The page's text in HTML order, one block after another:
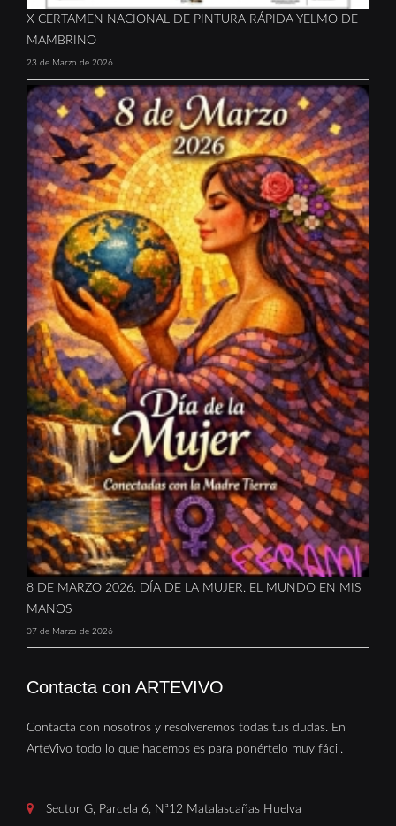
X CERTAMEN NACIONAL DE PINTURA RÁPIDA YELMO DE
MAMBRINO
23 de Marzo de 2026
8 DE MARZO 2026. DÍA DE LA MUJER. EL MUNDO EN MIS
MANOS
07 de Marzo de 2026
Contacta con ARTEVIVO
Contacta con nosotros y resolveremos todas tus dudas. En
ArteVivo todo lo que hacemos es para ponértelo muy fácil.
Sector G, Parcela 6, Nª12 Matalascañas Huelva